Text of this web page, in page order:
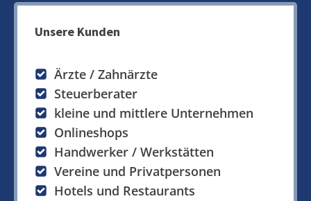
Unsere Kunden
Ärzte / Zahnärzte
Steuerberater
kleine und mittlere Unternehmen
Onlineshops
Handwerker / Werkstätten
Vereine und Privatpersonen
Hotels und Restaurants